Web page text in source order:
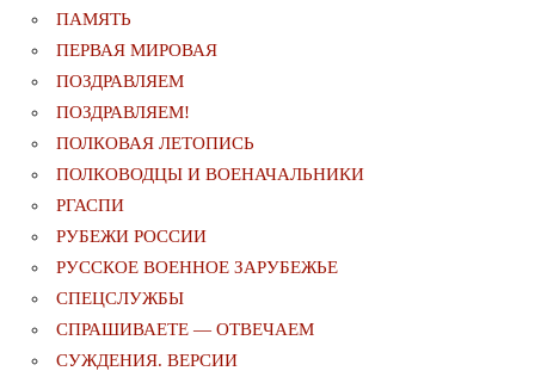
ПАМЯТЬ
ПЕРВАЯ МИРОВАЯ
ПОЗДРАВЛЯЕМ
ПОЗДРАВЛЯЕМ!
ПОЛКОВАЯ ЛЕТОПИСЬ
ПОЛКОВОДЦЫ И ВОЕНАЧАЛЬНИКИ
РГАСПИ
РУБЕЖИ РОССИИ
РУССКОЕ ВОЕННОЕ ЗАРУБЕЖЬЕ
СПЕЦСЛУЖБЫ
СПРАШИВАЕТЕ — ОТВЕЧАЕМ
СУЖДЕНИЯ. ВЕРСИИ